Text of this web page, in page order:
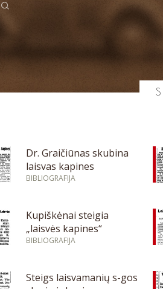
Dr. Graičiūnas skubina
laisvas kapines
BIBLIOGRAFIJA
Kupiškėnai steigia
„laisvės kapines“
BIBLIOGRAFIJA
Steigs laisvamanių s-gos